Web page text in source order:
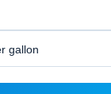
gallon